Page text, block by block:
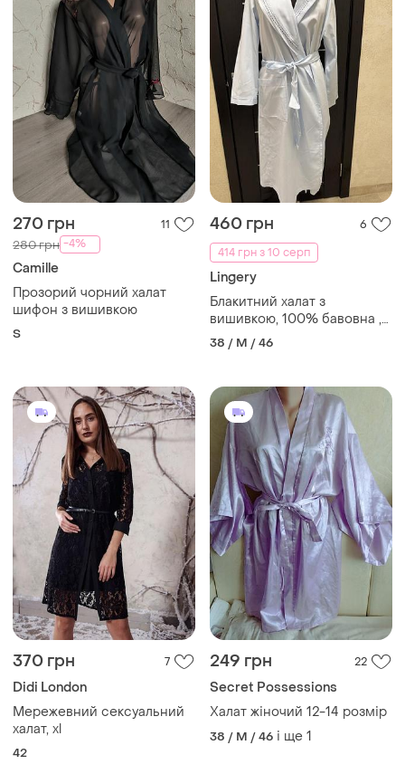
270 грн 11
280 грн -4%
Camille
Прозорий чорний халат
шифон з вишивкою
S
460 грн
6
414 грн з 10 серп
Lingery
Блакитний халат з
вишивкою, 100% бавовна ,
домашній одяг
38 / M / 46
370 грн 7
Didi London
Мережевний сексуальний
халат, xl
42
249 грн 22
Secret Possessions
Халат жіночий 12-14 розмір
38 / M / 46 і ще 1